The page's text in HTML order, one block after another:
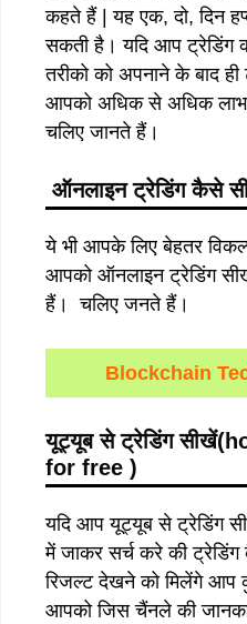
कहते हैं | यह एक, दो, दिन
सकती है। यदि आप ट्रेडिंग
तरीको को अपनाने के बाद
आपको अधिक से अधिक लाभ
चलिए जानते हैं।
ऑनलाइन ट्रेडिंग कैसे
ये भी आपके लिए बेहतर
आपको ऑनलाइन ट्रेडिंग
हैं। चलिए जनते हैं।
Blockchain
यूट्यूब से ट्रेडिंग सीखें(
for free )
यदि आप यूट्यूब से ट्रेडिंग
में जाकर सर्च करे की
रिजल्ट देखने को मिलेंगे
आपको जिस चैंनले की